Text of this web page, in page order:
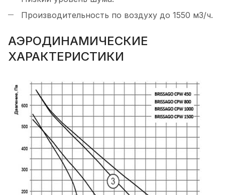
Производительность по воздуху до 1550 м3/ч.
АЭРОДИНАМИЧЕСКИЕ
ХАРАКТЕРИСТИКИ